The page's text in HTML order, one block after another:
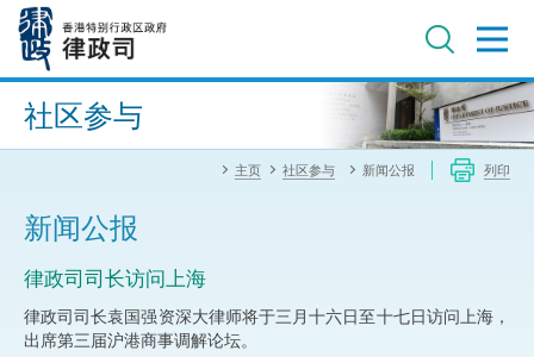
内
进阶搜寻
社区参与
主页 社区参与 新闻公报 列印
新闻公报
律政司司长访问上海
律政司司长袁国强资深大律师将于三月十六日至十七日访问上海，
出席第三届沪港商事调解论坛。